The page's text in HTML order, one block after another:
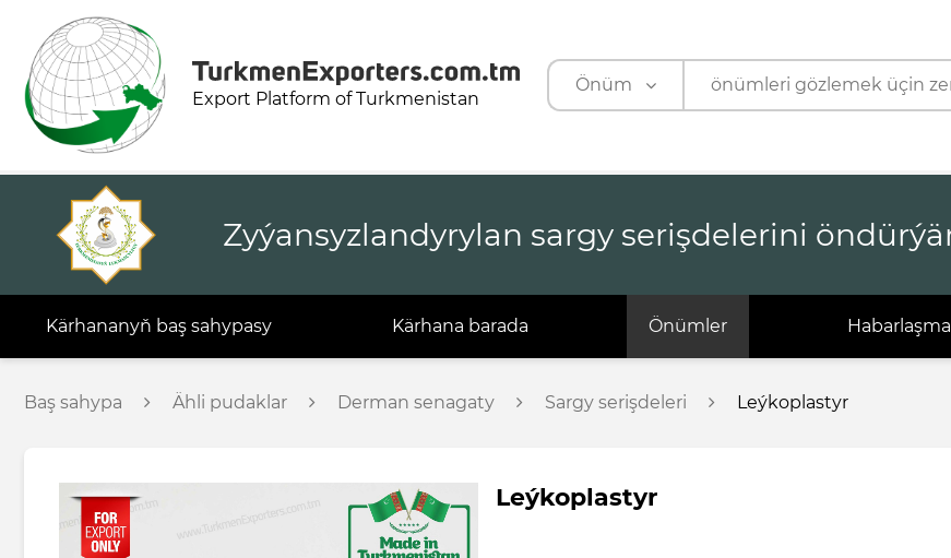
Export Platform of Turkmenistan
Önüm
Kärhana
Zyýansyzlandyrylan sargy serişdelerini
Kärhananyň baş sahypasy Kärhana barada Önümler
Baş sahypa Ähli pudaklar Derman senagaty Sargy serişdeleri Leýkoplastyr
Leýkoplastyr